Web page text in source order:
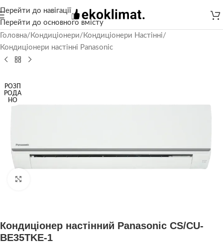
Перейти до навігації
Перейти до основного вмісту
Головна/ Кондиціонери/ Кондиціонери Настінні/
Кондиціонери настінні Panasonic
РОЗП
РОДА
НО
Кондиціонер настінний Panasonic CS/CU-
BE35TKE-1